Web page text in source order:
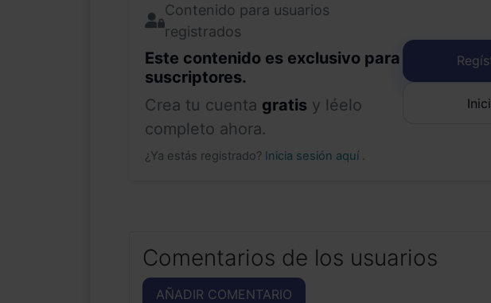
Contenido para usuarios
registrados
Este contenido es exclusivo para
suscriptores.
Crea tu cuenta gratis y léelo
completo ahora.
¿Ya estás registrado? Inicia sesión aquí .
Comentarios de los usuarios
AÑADIR COMENTARIO